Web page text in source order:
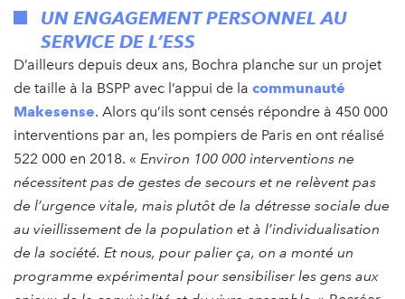
UN ENGAGEMENT PERSONNEL AU
SERVICE DE L’ESS
D’ailleurs depuis deux ans, Bochra planche sur un projet
de taille à la BSPP avec l’appui de la communauté
Makesense. Alors qu’ils sont censés répondre à 450 000
interventions par an, les pompiers de Paris en ont réalisé
522 000 en 2018. « Environ 100 000 interventions ne
nécessitent pas de gestes de secours et ne relèvent pas
de l’urgence vitale, mais plutôt de la détresse sociale due
au vieillissement de la population et à l’individualisation
de la société. Et nous, pour palier ça, on a monté un
programme expérimental pour sensibiliser les gens aux